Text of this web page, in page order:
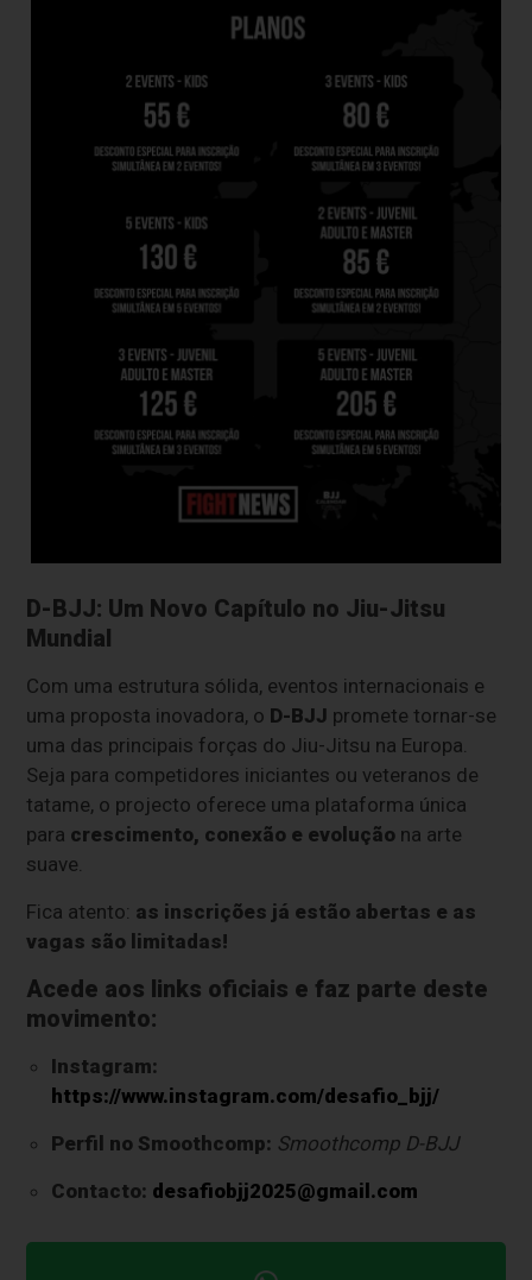
D-BJJ: Um Novo Capítulo no Jiu-Jitsu
Mundial
Com uma estrutura sólida, eventos internacionais e
uma proposta inovadora, o D-BJJ promete tornar-se
uma das principais forças do Jiu-Jitsu na Europa.
Seja para competidores iniciantes ou veteranos de
tatame, o projecto oferece uma plataforma única
para crescimento, conexão e evolução na arte
suave.
Fica atento: as inscrições já estão abertas e as
vagas são limitadas!
Acede aos links oficiais e faz parte deste
movimento:
Instagram:
https://www.instagram.com/desafio_bjj/
Perfil no Smoothcomp: Smoothcomp D-BJJ
Contacto: desafiobjj2025@gmail.com